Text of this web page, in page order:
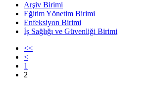
Arşiv Birimi
Eğitim Yönetim Birimi
Enfeksiyon Birimi
İş Sağlığı ve Güvenliği Birimi
<<
<
1
2